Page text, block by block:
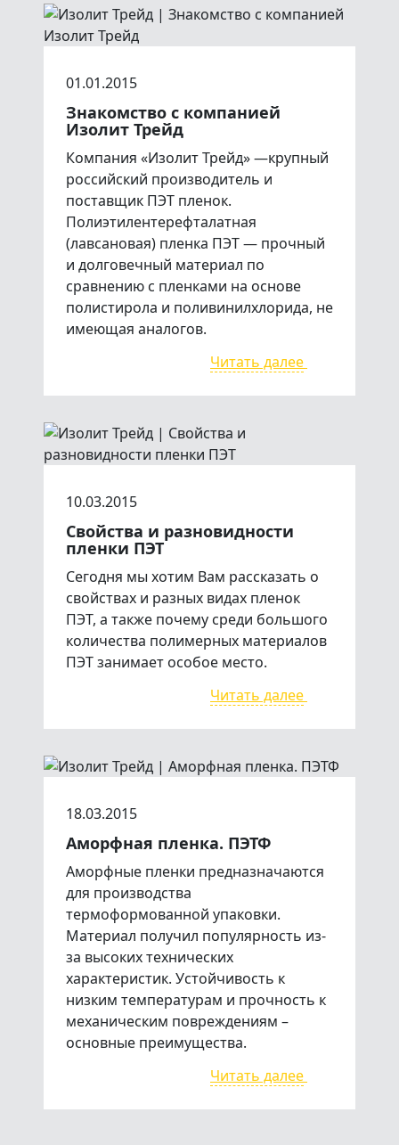
01.01.2015
Знакомство с компанией
Изолит Трейд
Компания «Изолит Трейд» —крупный
российский производитель и
поставщик ПЭТ пленок.
Полиэтилентерефталатная
(лавсановая) пленка ПЭТ — прочный
и долговечный материал по
сравнению с пленками на основе
полистирола и поливинилхлорида, не
имеющая аналогов.
Читать далее
10.03.2015
Свойства и разновидности
пленки ПЭТ
Сегодня мы хотим Вам рассказать о
свойствах и разных видах пленок
ПЭТ, а также почему среди большого
количества полимерных материалов
ПЭТ занимает особое место.
Читать далее
18.03.2015
Аморфная пленка. ПЭТФ
Аморфные пленки предназначаются
для производства
термоформованной упаковки.
Материал получил популярность из-
за высоких технических
характеристик. Устойчивость к
низким температурам и прочность к
механическим повреждениям –
основные преимущества.
Читать далее